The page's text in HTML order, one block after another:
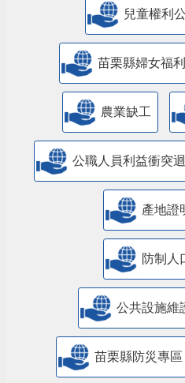
兒童權利
苗栗縣婦女福
農業缺工
公職人員利益衝突
產地證
防制人
公共設施維
苗栗縣防災專區